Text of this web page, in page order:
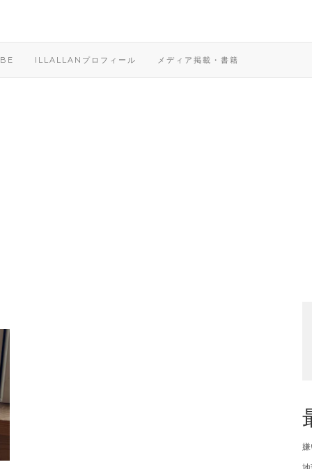
ILLALLANプロフィール メディア掲載・書籍
地